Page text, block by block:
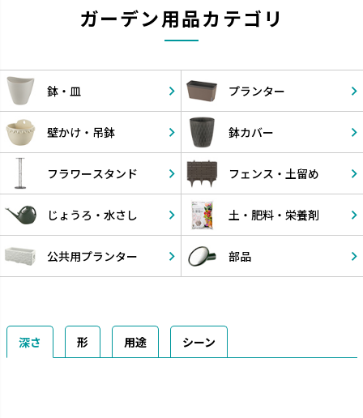
ガーデン用品カテゴリ
鉢・皿 プランター
壁かけ・ 吊鉢 鉢カバー
フラワースタンド フェンス・ 土留め
じょうろ・ 水さし 土・肥料・ 栄養剤
公共用プランター 部品
深さ 形 用途 シーン